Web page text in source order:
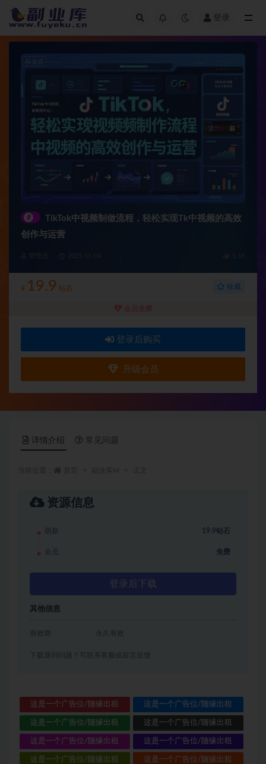
登录
#
TikTok中视频制做流程，轻松实现Tk中视频的高效
创作与运营
¥ 19.9 钻石 收藏
会员免费
登录后购买
升级会员
详情介绍 常见问题
资源信息
萌新 19.9钻石
会员 免费
登录后下载
其他信息
有效期 永久有效
下载遇到问题？可联系客服或留言反馈
这是一个广告位/随缘出租 这是一个广告位/随缘出租
这是一个广告位/随缘出租 这是一个广告位/随缘出租
这是一个广告位/随缘出租 这是一个广告位/随缘出租
这是一个广告位/随缘出租 这是一个广告位/随缘出租